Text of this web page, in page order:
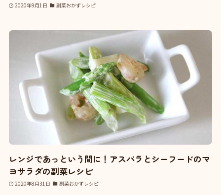
2020年9月1日 副菜おかずレシピ
レンジであっという間に！アスパラとシーフードのマ
ヨサラダの副菜レシピ
2020年8月31日 副菜おかずレシピ